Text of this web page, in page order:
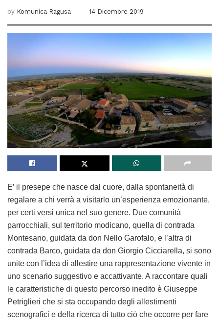
by Komunica Ragusa 14 Dicembre 2019
E’ il presepe che nasce dal cuore, dalla spontaneità di
regalare a chi verrà a visitarlo un’esperienza emozionante,
per certi versi unica nel suo genere. Due comunità
parrocchiali, sul territorio modicano, quella di contrada
Montesano, guidata da don Nello Garofalo, e l’altra di
contrada Barco, guidata da don Giorgio Cicciarella, si sono
unite con l’idea di allestire una rappresentazione vivente in
uno scenario suggestivo e accattivante. A raccontare quali
le caratteristiche di questo percorso inedito è Giuseppe
Petriglieri che si sta occupando degli allestimenti
scenografici e della ricerca di tutto ciò che occorre per fare